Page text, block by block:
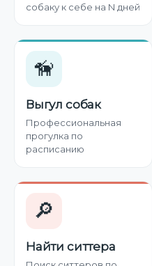
собаку к себе на N дней
🦮
Выгул собак
Профессиональная
прогулка по
расписанию
🔎
Найти ситтера